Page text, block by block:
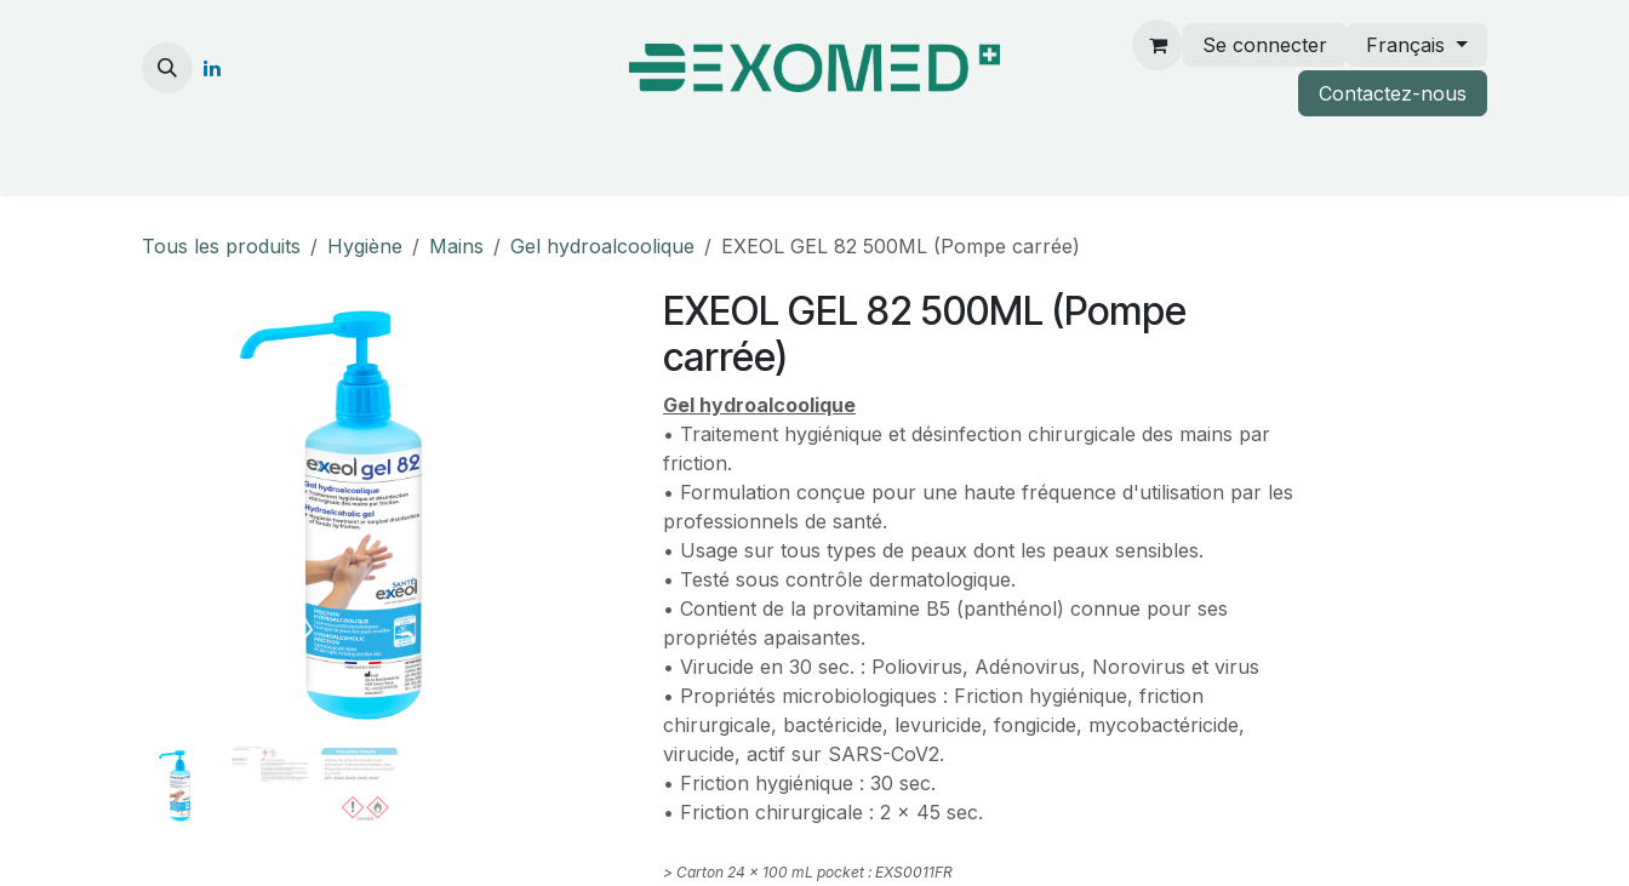
Se connecter
Français
Contactez-nous
Tous les produits Hygiène Mains Gel hydroalcoolique EXEOL GEL 82 500ML (Pompe carrée)
EXEOL GEL 82 500ML (Pompe
carrée)
Gel hydroalcoolique
• Traitement hygiénique et désinfection chirurgicale des mains par
friction.
• Formulation conçue pour une haute fréquence d'utilisation par les
professionnels de santé.
• Usage sur tous types de peaux dont les peaux sensibles.
• Testé sous contrôle dermatologique.
• Contient de la provitamine B5 (panthénol) connue pour ses
propriétés apaisantes.
• Virucide en 30 sec. : Poliovirus, Adénovirus, Norovirus et virus
• Propriétés microbiologiques : Friction hygiénique, friction
chirurgicale, bactéricide, levuricide, fongicide, mycobactéricide,
virucide, actif sur SARS-CoV2.
• Friction hygiénique : 30 sec.
• Friction chirurgicale : 2 x 45 sec.
> Carton 24 x 100 mL pocket : EXS0011FR